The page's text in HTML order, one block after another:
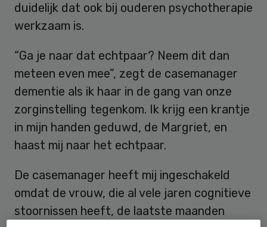
duidelijk dat ook bij ouderen psychotherapie
werkzaam is.
“Ga je naar dat echtpaar? Neem dit dan
meteen even mee”, zegt de casemanager
dementie als ik haar in de gang van onze
zorginstelling tegenkom. Ik krijg een krantje
in mijn handen geduwd, de Margriet, en
haast mij naar het echtpaar.
De casemanager heeft mij ingeschakeld
omdat de vrouw, die al vele jaren cognitieve
stoornissen heeft, de laatste maanden